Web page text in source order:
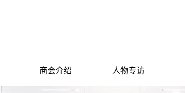
商会介绍 人物专访